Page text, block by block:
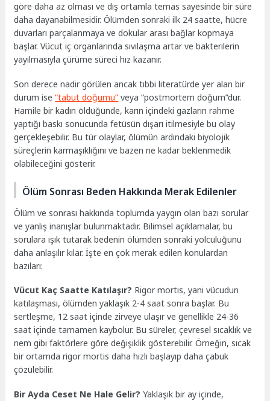
göre daha az olması ve dış ortamla temas sayesinde bir süre
daha dayanabilmesidir. Ölümden sonraki ilk 24 saatte, hücre
duvarları parçalanmaya ve dokular arası bağlar kopmaya
başlar. Vücut iç organlarında sıvılaşma artar ve bakterilerin
yayılmasıyla çürüme süreci hız kazanır.
Son derece nadir görülen ancak tıbbi literatürde yer alan bir
durum ise“tabut doğumu” veya “postmortem doğum”dur.
Hamile bir kadın öldüğünde, karın içindeki gazların rahme
yaptığı baskı sonucunda fetüsün dışarı itilmesiyle bu olay
gerçekleşebilir. Bu tür olaylar, ölümün ardındaki biyolojik
süreçlerin karmaşıklığını ve bazen ne kadar beklenmedik
olabileceğini gösterir.
Ölüm Sonrası Beden Hakkında Merak Edilenler
Ölüm ve sonrası hakkında toplumda yaygın olan bazı sorular
ve yanlış inanışlar bulunmaktadır. Bilimsel açıklamalar, bu
sorulara ışık tutarak bedenin ölümden sonraki yolculuğunu
daha anlaşılır kılar. İşte en çok merak edilen konulardan
bazıları:
Vücut Kaç Saatte Katılaşır? Rigor mortis, yani vücudun
katılaşması, ölümden yaklaşık 2-4 saat sonra başlar. Bu
sertleşme, 12 saat içinde zirveye ulaşır ve genellikle 24-36
saat içinde tamamen kaybolur. Bu süreler, çevresel sıcaklık ve
nem gibi faktörlere göre değişiklik gösterebilir. Örneğin, sıcak
bir ortamda rigor mortis daha hızlı başlayıp daha çabuk
çözülebilir.
Bir Ayda Ceset Ne Hale Gelir? Yaklaşık bir ay içinde,